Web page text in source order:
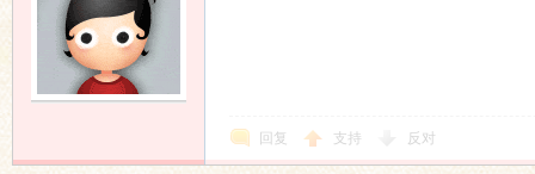
回复 支持 反对